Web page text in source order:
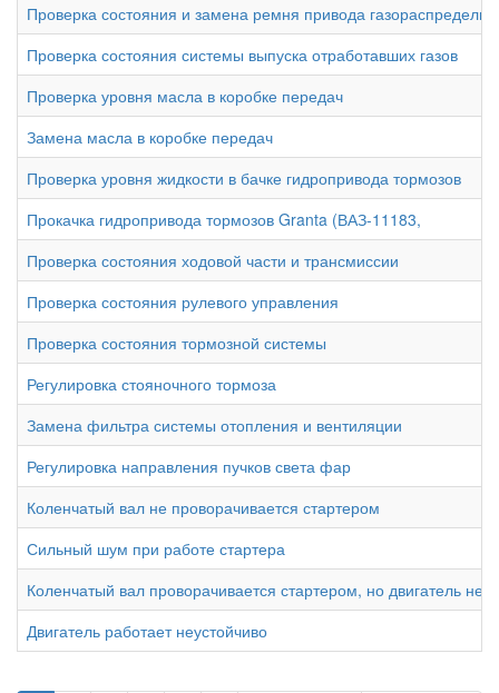
Проверка состояния и замена ремня привода
Проверка состояния системы выпуска отработавших газов
Проверка уровня масла в коробке передач
Замена масла в коробке передач
Проверка уровня жидкости в бачке гидропривода тормозов
Прокачка гидропривода тормозов Granta (ВАЗ-11183,
Проверка состояния ходовой части и трансмиссии
Проверка состояния рулевого управления
Проверка состояния тормозной системы
Регулировка стояночного тормоза
Замена фильтра системы отопления и вентиляции
Регулировка направления пучков света фар
Коленчатый вал не проворачивается стартером
Сильный шум при работе стартера
Коленчатый вал проворачивается стартером, но двигатель не
Двигатель работает неустойчиво